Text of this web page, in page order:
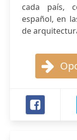
cada país,
español, en
de